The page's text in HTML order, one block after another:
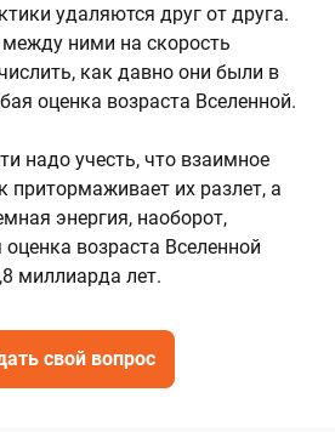
удаляются друг от друга.
ними на скорость
как давно они были в
оценка возраста Вселенной.
надо учесть, что взаимное
притормаживает их разлет, а
энергия, наоборот,
возраста Вселенной
миллиарда лет.
свой вопрос